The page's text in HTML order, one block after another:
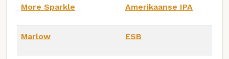
More Sparkle Amerikaanse IPA
Marlow ESB